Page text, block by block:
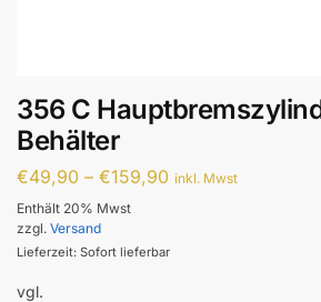
356 C
Behälter
€49,90 – €159,90 inkl. Mwst
Enthält 20% Mwst
zzgl. Versand
Lieferzeit: Sofort lieferbar
vgl.